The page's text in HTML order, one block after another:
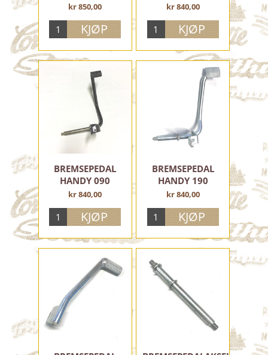
KJEDEDRIFT
MM.
Utgåtte varer på lager
TILBEHØR OG BEKLEDNING
Brukte deler
kr 850,00 kr 840,00
BREMSEPEDAL
HANDY 090
kr 840,00
BREMSEPEDAL
HANDY 190
kr 840,00